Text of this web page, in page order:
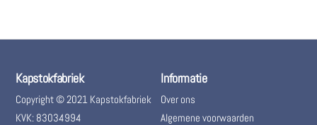
Kapstokfabriek
Copyright © 2021 Kapstokfabriek
KVK: 83034994
Informatie
Over ons
Algemene voorwaarden